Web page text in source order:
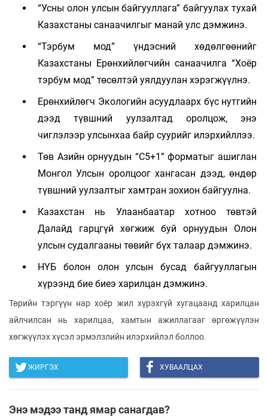
“Усны олон улсын байгууллага” байгуулах тухай
Казахстаны санаачилгыг манай улс дэмжинэ.
“Тэрбум мод” үндэсний хөдөлгөөнийг
Казахстаны Ерөнхийлөгчийн санаачилга “Хоёр
тэрбум мод” төсөлтэй уялдуулан хэрэгжүүлнэ.
Ерөнхийлөгч Экологийн асуудлаарх бүс нутгийн
дээд түвшний уулзалтад оролцож, энэ
чиглэлээр улсынхаа байр суурийг илэрхийллээ.
Төв Азийн орнуудын “С5+1” форматыг ашиглан
Монгол Улсын оролцоог хангасан дээд, өндөр
түвшний уулзалтыг хамтран зохион байгуулна.
Казахстан нь Улаанбаатар хотноо төвтэй
Далайд гарцгүй хөгжиж буй орнуудын Олон
улсын судалгааны төвийг бүх талаар дэмжинэ.
НҮБ болон олон улсын бусад байгууллагын
хүрээнд бие биеэ харилцан дэмжинэ.
Төрийн тэргүүн нар хоёр жил хүрэхгүй хугацаанд харилцан
айлчилсан нь харилцаа, хамтын ажиллагааг өргөжүүлэн
хөгжүүлэх хүсэл эрмэлзлийн илэрхийлэл боллоо.
ЖИРГЭХ ХУВААЛЦАХ
Энэ мэдээ танд ямар санагдав?